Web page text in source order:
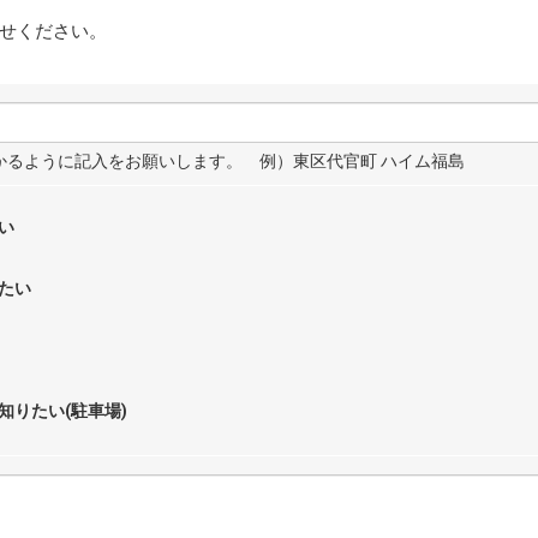
ください。
るように記入をお願いします。 例）東区代官町 ハイム福島
い
りたい(駐車場)